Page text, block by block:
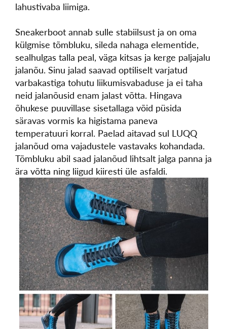
lahustivaba liimiga.
Sneakerboot annab sulle stabiilsust ja on oma
külgmise tõmbluku, sileda nahaga elementide,
sealhulgas talla peal, väga kitsas ja kerge paljajalu
jalanõu. Sinu jalad saavad optiliselt varjatud
varbakastiga tohutu liikumisvabaduse ja ei taha
neid jalanõusid enam jalast võtta. Hingava
õhukese puuvillase sisetallaga võid püsida
säravas vormis ka higistama paneva
temperatuuri korral. Paelad aitavad sul LUQQ
jalanõud oma vajadustele vastavaks kohandada.
Tõmbluku abil saad jalanõud lihtsalt jalga panna ja
ära võtta ning liigud kiiresti üle asfaldi.